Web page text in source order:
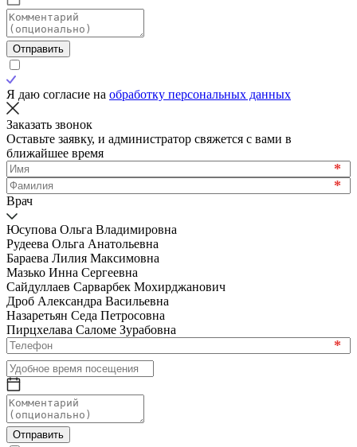
Отправить
Я даю согласие на обработку персональных данных
Заказать звонок
Оставьте заявку, и администратор свяжется с вами в
ближайшее время
*
*
Врач
Юсупова Ольга Владимировна
Рудеева Ольга Анатольевна
Бараева Лилия Максимовна
Мазько Инна Сергеевна
Сайдуллаев Сарварбек Мохирджанович
Дроб Александра Васильевна
Назаретьян Седа Петросовна
Пирцхелава Саломе Зурабовна
*
Отправить